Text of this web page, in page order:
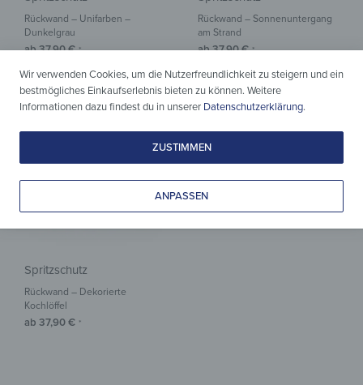
Rückwand – Unifarben –
Dunkelgrau
ab37,90€ *
Rückwand – Sonnenuntergang
am Strand
ab37,90€ *
Spritzschutz
Rückwand – Dekorierte
Kochlöffel
ab 37,90€ *
Wir verwenden Cookies, um die Nutzerfreundlichkeit zu steigern und ein
bestmögliches Einkaufserlebnis bieten zu können. Weitere
Informationen dazu findest du in unserer Datenschutzerklärung.
ZUSTIMMEN
ANPASSEN